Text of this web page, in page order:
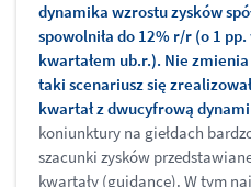
dynamika wzrostu zysków
spowolniła do 12% r/r (o 1
kwartałem ub.r.). Nie
taki scenariusz się
kwartał z dwucyfrową
koniunktury na giełdach
szacunki zysków
kwartały (guidance). W tym